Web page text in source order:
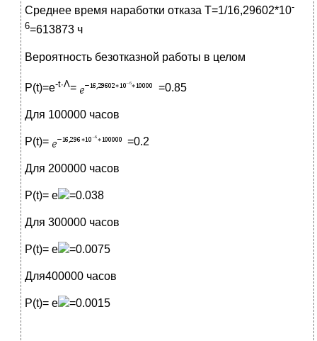
Среднее время наработки отказа Т=1/16,29602*10-
6=613873 ч
Вероятность безотказной работы в целом
P(t)=e-t∙Λ= =0.85
Для 100000 часов
Р(t)= =0.2
Для 200000 часов
Р(t)= е =0.038
Для 300000 часов
Р(t)= е =0.0075
Для400000 часов
Р(t)= е =0.0015